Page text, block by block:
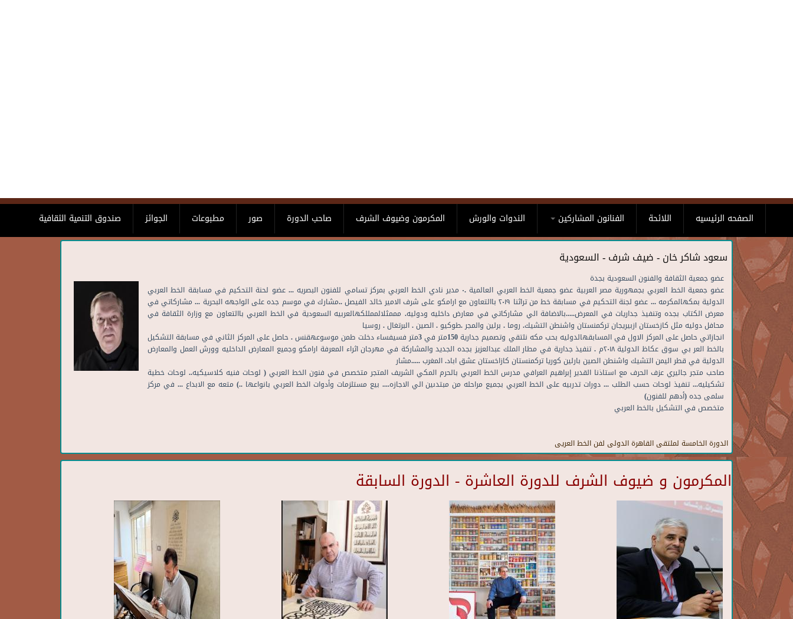
صندوق التنمية الثقافية الجوائز مطبوعات صور صاحب الدورة المكرمون وضيوف الشرف الندوات والورش الفنانون المشاركين اللائحة الصفحه الرئيسيه
سعود شاكر خان - ضيف شرف - السعودية
عضو جمعية الثقافة والفنون السعودية بجدة
عضو جمعية الخط العربي بجمهورية مصر العربية عضو جمعية الخط العربي العالمية .٠ مدير نادي الخط العربي بمركز تسامي للفنون البصريه ... عضو لحنة التحكيم في مسابقة الخط العربي
الدولية بمكهالمكرمه ... عضو لجنة التحكيم في مسابقة خط من تراثنا ٢٠١٩ باالتعاون مع ارامكو على شرف الامير خالد الفيصل ..مشارك في موسم جده على الواجهه البحرية ... مشاركاتي في
معرض الكتاب بجده وتنفيذ جداريات في المعرض.....بالاضافة الي مشاركاتي في معارض داخليه ودوليه. مممثلالممللكهالعربيه السعودية في الخط العربي باالتعاون مع وزارة الثقافة في
محافل دوليه مثل كازخستان ازبيريجان تركمنستان واشنطن التشيك. روما . برلين والمجر .طوكيو . الصين . البرتغال . روسيا
انجازاتي حاصل على المركز اﻻول في المسابقهالدوليه بحب مكه نلتقي وتصميم جدارية 150متر في 3متر فسيفساء دخلت طمن موسوعهقنس . حاصل على المركز الثاني في مسابقة التشكيل
بالخط العر بي سوق عكاظ الدولية ٢٠١٨م . تنفيذ جدارية في مطار الملك عبدالعزيز بجده الجديد والمشاركة في مهرجان اثراء المعرفة ارامكو وجميع المعارض الداخليه وورش العمل والمعارض
الدولية في قطر اليمن التشيك واشنطن الصين بارلين كوريا تركمنستان كازاخستان عشق اباد. المغرب .....مشار
صاحب متجر جاليري عزف الحرف مع استاذنا القدير إبراهيم العرافي مدرس الخط العربي بالحرم المكي الشريف المتجر متخصص في فنون الخط العربي ( لوحات فنيه كلاسيكيه.. لوحات خطية
تشكيليه... تنفيذ لوحات حسب الطلب ... دورات تدربيه على الخط العربي بجميع مراحله من مبتدىين الي الاجازه.... بيع مستلزمات وأدوات الخط العربي بانواعها ..) متعه مع الابداع ... في مركز
سلمى جده (أدهم للفنون)
متخصص في التشكيل بالخط العربي
الدورة الخامسة لملتقى القاهرة الدولى لفن الخط العريى
المكرمون و ضيوف الشرف للدورة العاشرة - الدورة السابقة